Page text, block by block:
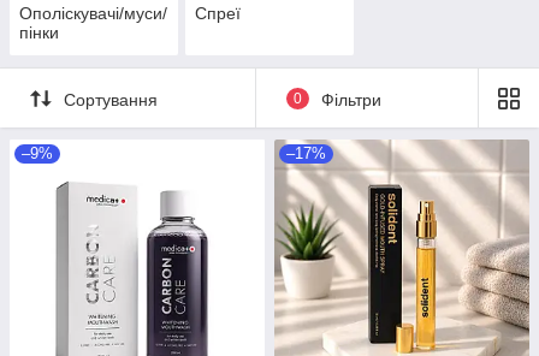
Ополіскувачі/муси/
пінки
Спреї
Сортування 0 Фільтри
–9% –17%